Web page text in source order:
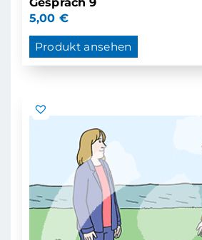
5,00 €
Produkt ansehen